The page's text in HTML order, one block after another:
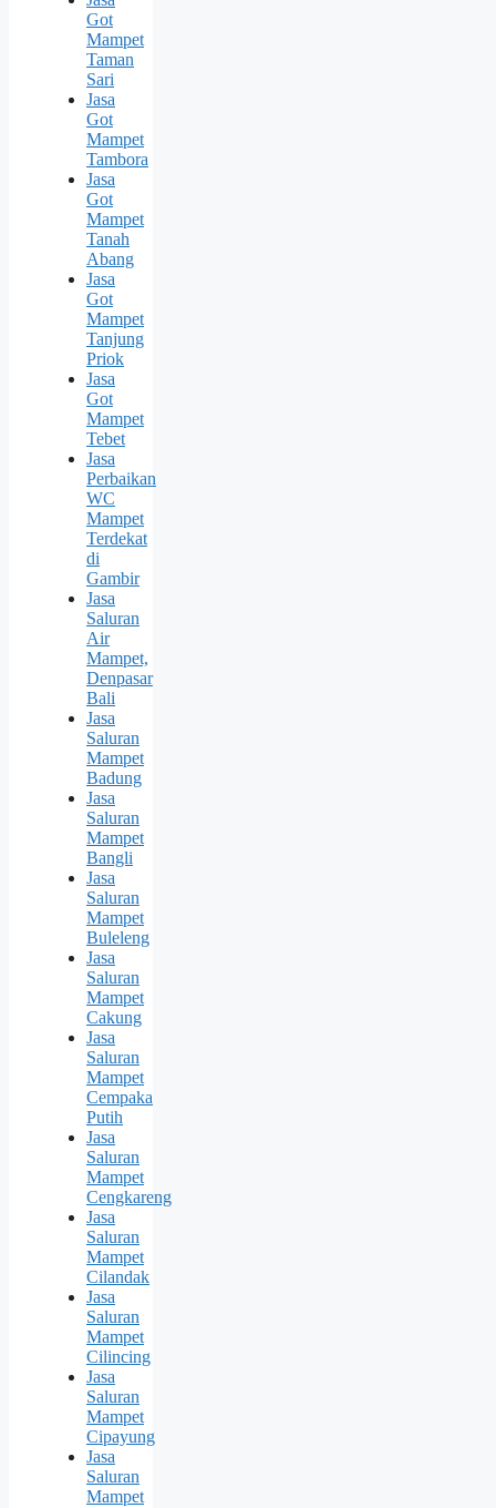
Got
Mampet
Taman
Sari
Jasa
Got
Mampet
Tambora
Jasa
Got
Mampet
Tanah
Abang
Jasa
Got
Mampet
Tanjung
Priok
Jasa
Got
Mampet
Tebet
Jasa
Perbaikan
WC
Mampet
Terdekat
di
Gambir
Jasa
Saluran
Air
Mampet,
Denpasar
Bali
Jasa
Saluran
Mampet
Badung
Jasa
Saluran
Mampet
Bangli
Jasa
Saluran
Mampet
Buleleng
Jasa
Saluran
Mampet
Cakung
Jasa
Saluran
Mampet
Cempaka
Putih
Jasa
Saluran
Mampet
Cengkareng
Jasa
Saluran
Mampet
Cilandak
Jasa
Saluran
Mampet
Cilincing
Jasa
Saluran
Mampet
Cipayung
Jasa
Saluran
Mampet